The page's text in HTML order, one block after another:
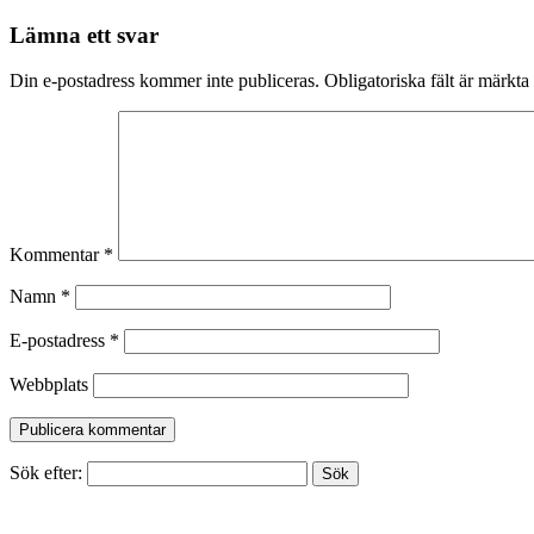
Lämna ett svar
Din e-postadress kommer inte publiceras. Obligatoriska fält är märkta
Kommentar *
Namn *
E-postadress *
Webbplats
Sök efter: